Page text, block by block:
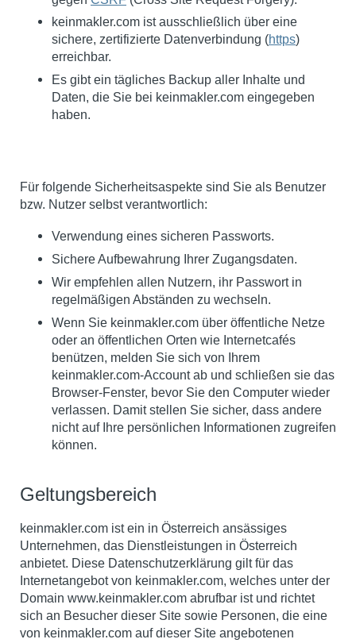
keinmakler.com ist ausschließlich über eine
sichere, zertifizierte Datenverbindung (https)
erreichbar.
Es gibt ein tägliches Backup aller Inhalte und
Daten, die Sie bei keinmakler.com eingegeben
haben.
Für folgende Sicherheitsaspekte sind Sie als Benutzer
bzw. Nutzer selbst verantwortlich:
Verwendung eines sicheren Passworts.
Sichere Aufbewahrung Ihrer Zugangsdaten.
Wir empfehlen allen Nutzern, ihr Passwort in
regelmäßigen Abständen zu wechseln.
Wenn Sie keinmakler.com über öffentliche Netze
oder an öffentlichen Orten wie Internetcafés
benützen, melden Sie sich von Ihrem
keinmakler.com-Account ab und schließen sie das
Browser-Fenster, bevor Sie den Computer wieder
verlassen. Damit stellen Sie sicher, dass andere
nicht auf Ihre persönlichen Informationen zugreifen
können.
Geltungsbereich
keinmakler.com ist ein in Österreich ansässiges
Unternehmen, das Dienstleistungen in Österreich
anbietet. Diese Datenschutzerklärung gilt für das
Internetangebot von keinmakler.com, welches unter der
Domain www.keinmakler.com abrufbar ist und richtet
sich an Besucher dieser Site sowie Personen, die eine
von keinmakler.com auf dieser Site angebotenen